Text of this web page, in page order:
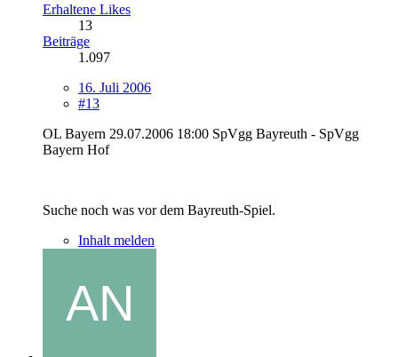
Erhaltene Likes
13
Beiträge
1.097
16. Juli 2006
#13
OL Bayern 29.07.2006 18:00 SpVgg Bayreuth - SpVgg
Bayern Hof
Suche noch was vor dem Bayreuth-Spiel.
Inhalt melden